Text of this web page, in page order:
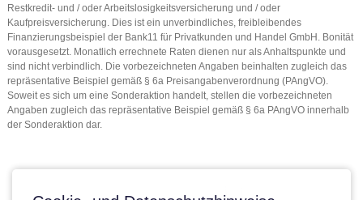
Restkredit- und / oder Arbeitslosigkeitsversicherung und / oder
Kaufpreisversicherung. Dies ist ein unverbindliches, freibleibendes
Finanzierungsbeispiel der Bank11 für Privatkunden und Handel GmbH. Bonität
vorausgesetzt. Monatlich errechnete Raten dienen nur als Anhaltspunkte und
sind nicht verbindlich. Die vorbezeichneten Angaben beinhalten zugleich das
repräsentative Beispiel gemäß § 6a Preisangabenverordnung (PAngVO).
Soweit es sich um eine Sonderaktion handelt, stellen die vorbezeichneten
Angaben zugleich das repräsentative Beispiel gemäß § 6a PAngVO innerhalb
der Sonderaktion dar.